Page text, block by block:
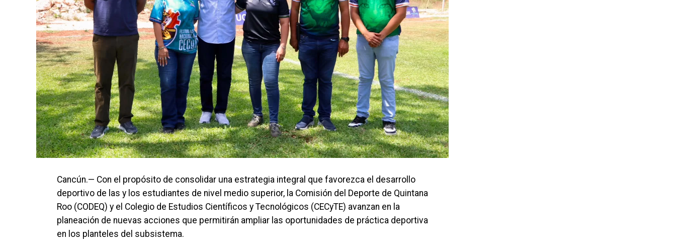
Cancún.— Con el propósito de consolidar una estrategia integral que favorezca el desarrollo
deportivo de las y los estudiantes de nivel medio superior, la Comisión del Deporte de Quintana
Roo (CODEQ) y el Colegio de Estudios Científicos y Tecnológicos (CECyTE) avanzan en la
planeación de nuevas acciones que permitirán ampliar las oportunidades de práctica deportiva
en los planteles del subsistema.